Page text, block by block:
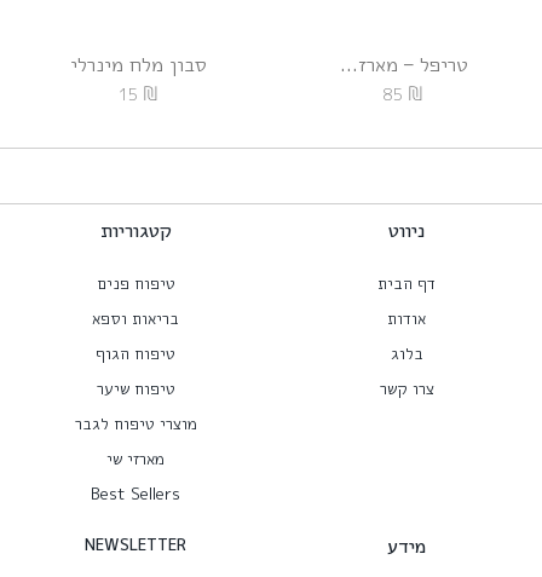
טריפל – מארז...
85 ₪
סבון מלח מינרלי
15 ₪
ניווט
דף הבית
אודות
בלוג
צרו קשר
קטגוריות
טיפוח פנים
בריאות וספא
טיפוח הגוף
טיפוח שיער
מוצרי טיפוח לגבר
מארזי שי
Best Sellers
מידע NEWSLETTER